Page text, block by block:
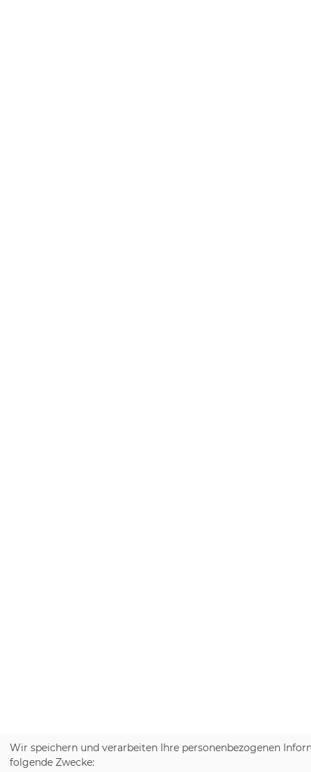
Wir speichern und verarbeiten Ihre personenbezogenen
folgende Zwecke: